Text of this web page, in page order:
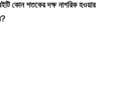
কোন শতকের দক্ষ নাগরিক হওয়ার